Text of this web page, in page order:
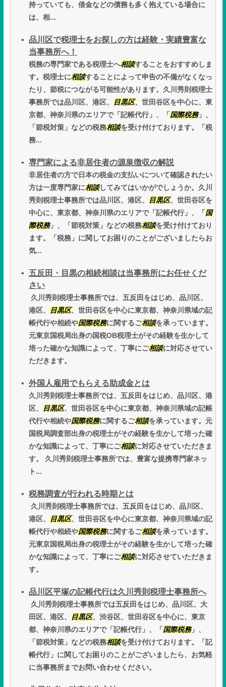
持っていても、借金などの債務も多く抱えている場合に
は、相...
品川区で税理士をお探しの方は経験・実績豊富な
当事務所へ！
税務の専門家である税理士へ相談することをおすすめしま
す。税理士に相談することによって申告の不備がなくなっ
たり、節税につながる可能性があります。久川秀則税理士
事務所では品川区、港区、
目黒区、世田谷区を中心に、東
京都、神奈川県のエリアで「記帳代行」、「 国際税務」、
「節税対策」などの税務相談を受け付けております。「税
務...
専門家による非居住者の源泉徴収の解説
非居住者の方で日本の税金の支払いについて確認されたい
方は一度専門家に相談してみてはいかがでしょうか。久川
秀則税理士事務所では品川区、港区、
目黒区、世田谷区を
中心に、東京都、神奈川県のエリアで「記帳代行」、「 国
際税務」、「節税対策」などの税務相談を受け付けており
ます。「税務」に関してお困りのことがございましたらお
気...
五反田・目黒の相続相談は当事務所にお任せくだ
さい
久川秀則税理士事務所では、五反田をはじめ、品川区、
港区、
目黒区、世田谷区を中心に東京都、神奈川県域の記
帳代行や相続や国際税務に関するご相談を承っています。
元東京国税局出身の国税OB税理士がその経験を生かして
培った確かな知識によって、丁寧にご相談に対応させてい
ただきます。
外国人雇用でもらえる助成金とは
久川秀則税理士事務所では、五反田をはじめ、品川区、港
区、
目黒区、世田谷区を中心に東京都、神奈川県域の記帳
代行や相続や国際税務に関するご相談を承っています。元
国税局調査部出身の税理士がその経験を生かして培った確
かな知識によって、丁寧にご相談に対応させていただきま
す。 久川秀則税理士事務所では、豊富な提携専門家ネッ
ト...
税務調査が行われる時期とは
久川秀則税理士事務所では、五反田をはじめ、品川区、
港区、
目黒区、世田谷区を中心に東京都、神奈川県域の記
帳代行や相続や国際税務に関するご相談を承っています。
元東京国税局出身の税理士がその経験を生かして培った確
かな知識によって、丁寧にご相談に対応させていただきま
す。
品川区平塚の記帳代行は久川秀則税理士事務所へ
久川秀則税理士事務所では五反田をはじめ、品川区、大
田区、港区、
目黒区、渋谷区、世田谷区を中心に、東京
都、神奈川県のエリアで「記帳代行」、「 国際税務」、
「節税対策」などの税務相談を受け付けております。「記
帳代行」に関してお困りのことがございましたら、お気軽
に当事務所までお問い合わせください。